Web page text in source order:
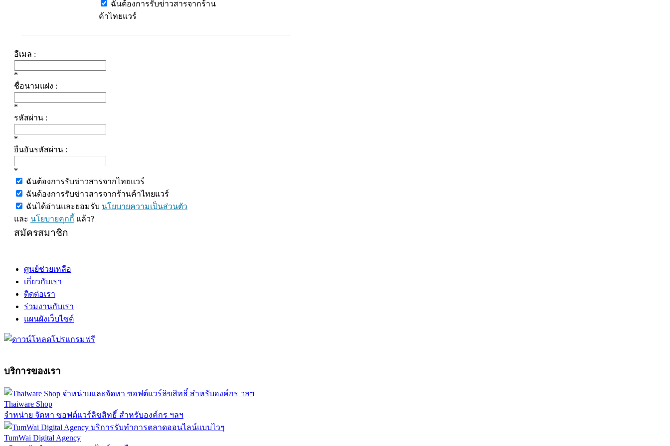
ฉันต้องการรับข่าวสารจากร้าน
ค้าไทยแวร์
อีเมล :
*
ชื่อนามแฝง :
*
รหัสผ่าน :
*
ยืนยันรหัสผ่าน :
*
ฉันต้องการรับข่าวสารจากไทยแวร์
ฉันต้องการรับข่าวสารจากร้านค้าไทยแวร์
ฉันได้อ่านและยอมรับ นโยบายความเป็นส่วนตัว
และ นโยบายคุกกี้ แล้ว?
สมัครสมาชิก
ศูนย์ช่วยเหลือ
เกี่ยวกับเรา
ติดต่อเรา
ร่วมงานกับเรา
แผนผังเว็บไซต์
บริการของเรา
Thaiware Shop
จำหน่าย จัดหา ซอฟต์แวร์ลิขสิทธิ์ สำหรับองค์กร ฯลฯ
TumWai Digital Agency